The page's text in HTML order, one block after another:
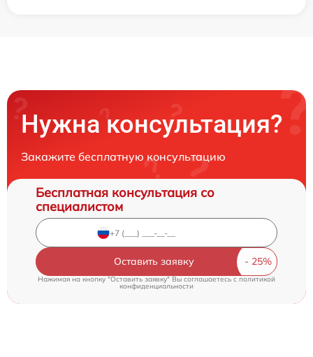
Нужна консультация?
Закажите бесплатную консультацию
Бесплатная консультация со
специалистом
Оставить заявку
Нажимая на кнопку "Оставить заявку" Вы соглашаетесь c политикой
конфиденциальности